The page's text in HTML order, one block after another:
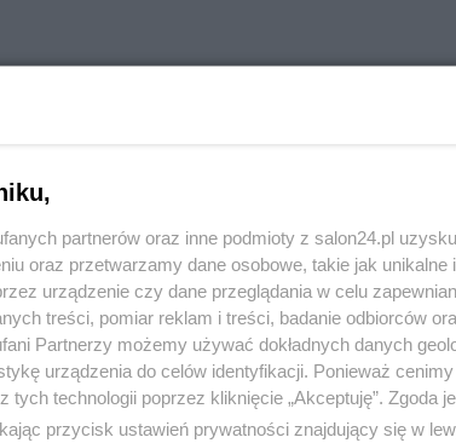
partnerów oraz inne podmioty z salon24.pl
oraz przetwarzamy dane osobowe, takie jak unikalne
urządzenie czy dane przeglądania w celu
treści, pomiar reklam i treści, badanie odbiorców
Partnerzy możemy używać dokładnych danych
urządzenia do celów identyfikacji. Ponieważ
tych technologii poprzez kliknięcie „Akceptuję”. Zgoda
przycisk ustawień prywatności znajdujący się w